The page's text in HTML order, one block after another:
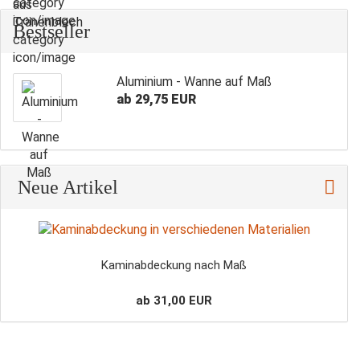
Bestseller
Aluminium - Wanne auf Maß
ab 29,75 EUR
Neue Artikel
Kaminabdeckung nach Maß
ab 31,00 EUR